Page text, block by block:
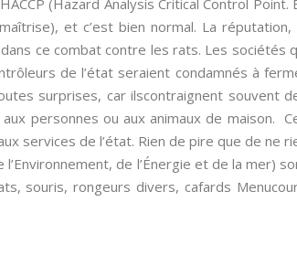
(Hazard Analysis Critical Control Point.
et c’est bien normal. La réputation,
ce combat contre les rats. Les sociétés
de l’état seraient condamnés à
surprises, car ilscontraignent souvent
personnes ou aux animaux de maison.
services de l’état. Rien de pire que de ne
de l’Énergie et de la mer)
souris, rongeurs divers, cafards